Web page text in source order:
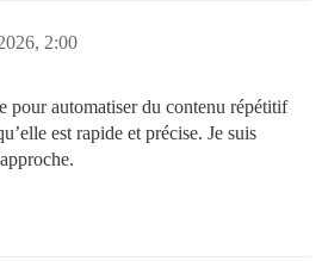
2:00
pour automatiser du contenu répétitif
est rapide et précise. Je suis